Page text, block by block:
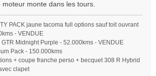
monte dans les tours.
PACK jaune tacoma full options sauf toit ouvrant
- VENDUE
Midnight Purple - 52.000kms - VENDUE
Pack - 150.000kms
+ coupe franche perso + becquet 308 R Hybrid
clapet